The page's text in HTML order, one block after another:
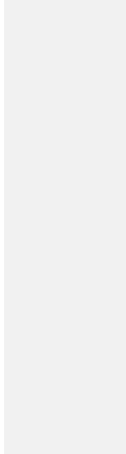
সড়ক দুর্ঘটনায়